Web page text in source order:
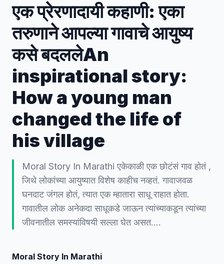
एक प्रेरणादायी कहाणी: एका
तरुणाने आपल्या गावाचे आयुष्य
कसे बदललेAn
inspirational story:
How a young man
changed the life of
his village
Moral Story In Marathi एकेकाळी एक छोटंसं गाव होतं ,
जिथे लोकांच्या आयुष्यात विशेष काहीच नव्हतं. गावाजवळ
घनदाट जंगल होतं, त्यात एक म्हातारा साधू राहात होता.
गावातील लोक अनेकदा साधूकडे जाऊन त्यांच्याकडून त्यांच्या
जीवनातील समस्यांविषयी सल्ला घेत असत.…
Moral Story In Marathi